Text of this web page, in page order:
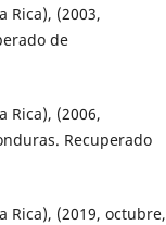
Rica), (2003,
de
Rica), (2006,
Recuperado
Rica), (2019, octubre,